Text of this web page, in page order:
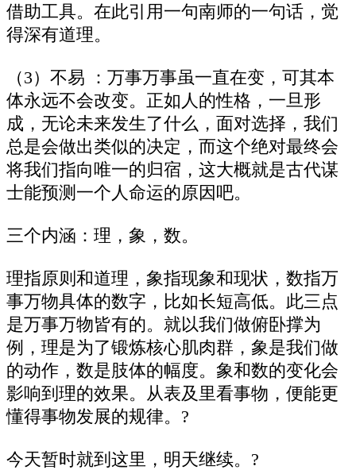
借助工具。在此引用一句南师的一句话，觉
得深有道理。
（3）不易 ：万事万事虽一直在变，可其本
体永远不会改变。正如人的性格，一旦形
成，无论未来发生了什么，面对选择，我们
总是会做出类似的决定，而这个绝对最终会
将我们指向唯一的归宿，这大概就是古代谋
士能预测一个人命运的原因吧。
三个内涵：理，象，数。
理指原则和道理，象指现象和现状，数指万
事万物具体的数字，比如长短高低。此三点
是万事万物皆有的。就以我们做俯卧撑为
例，理是为了锻炼核心肌肉群，象是我们做
的动作，数是肢体的幅度。象和数的变化会
影响到理的效果。从表及里看事物，便能更
懂得事物发展的规律。?
今天暂时就到这里，明天继续。?